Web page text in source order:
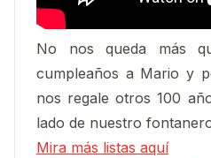
No nos queda más
cumpleaños a Mario y
nos regale otros 100
lado de nuestro
Mira más listas aquí